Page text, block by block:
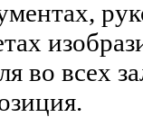
во всех